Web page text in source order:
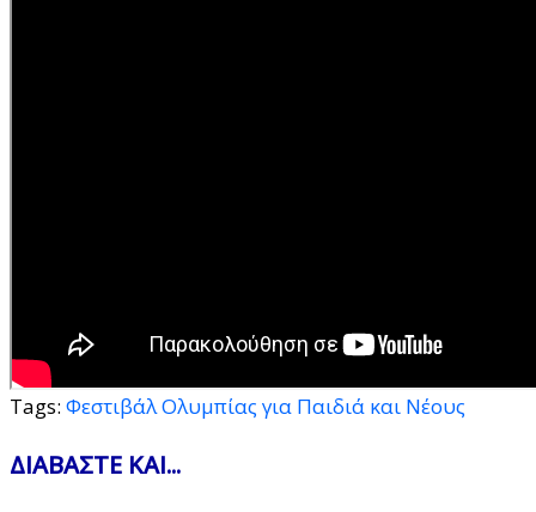
Tags: Φεστιβάλ Ολυμπίας για Παιδιά και Νέους
ΔΙΑΒΑΣΤΕ ΚΑΙ...